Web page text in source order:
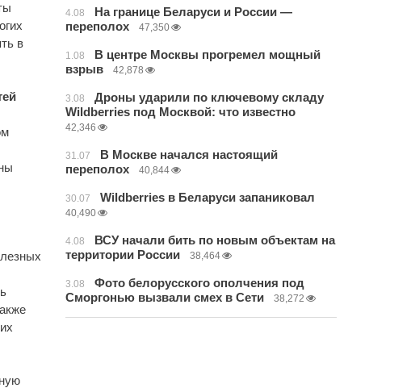
в
4.08
На границе Беларуси и России —
переполох
47,350
1.08
В центре Москвы прогремел мощный
взрыв
42,878
3.08
Дроны ударили по ключевому складу
Wildberries под Москвой: что известно
42,346
31.07
В Москве начался настоящий
переполох
40,844
30.07 Wildberries в Беларуси запаниковал
40,490
4.08
ВСУ начали бить по новым объектам на
территории России
38,464
3.08
Фото белорусского ополчения под
Сморгонью вызвали смех в Сети
38,272